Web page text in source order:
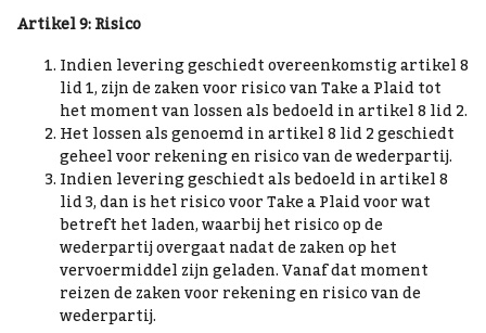
Artikel 9: Risico
Indien levering geschiedt overeenkomstig artikel 8
lid 1, zijn de zaken voor risico van Take a Plaid tot
het moment van lossen als bedoeld in artikel 8 lid 2.
Het lossen als genoemd in artikel 8 lid 2 geschiedt
geheel voor rekening en risico van de wederpartij.
Indien levering geschiedt als bedoeld in artikel 8
lid 3, dan is het risico voor Take a Plaid voor wat
betreft het laden, waarbij het risico op de
wederpartij overgaat nadat de zaken op het
vervoermiddel zijn geladen. Vanaf dat moment
reizen de zaken voor rekening en risico van de
wederpartij.